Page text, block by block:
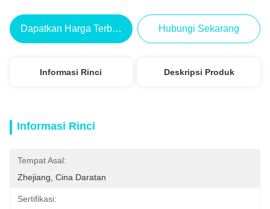
Dapatkan Harga Terbaik Hubungi Sekarang
Informasi Rinci Deskripsi Produk
Informasi Rinci
Tempat Asal:
Zhejiang, Cina Daratan
Sertifikasi: